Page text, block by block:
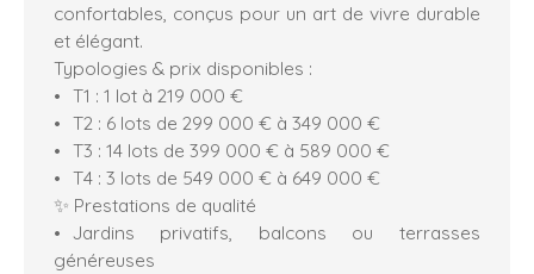
confortables, conçus pour un art de vivre durable
et élégant.
Typologies & prix disponibles :
T1 : 1 lot à 219 000 €
T2 : 6 lots de 299 000 € à 349 000 €
T3 : 14 lots de 399 000 € à 589 000 €
T4 : 3 lots de 549 000 € à 649 000 €
✨ Prestations de qualité
Jardins privatifs, balcons ou terrasses
généreuses